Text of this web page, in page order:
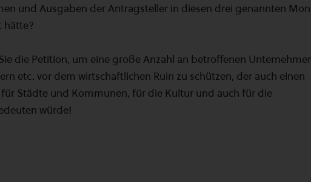
und Ausgaben der Antragsteller in diesen drei genannten
hätte?
die Petition, um eine große Anzahl an betroffenen
etc. vor dem wirtschaftlichen Ruin zu schützen, der auch einen
Städte und Kommunen, für die Kultur und auch für die
würde!